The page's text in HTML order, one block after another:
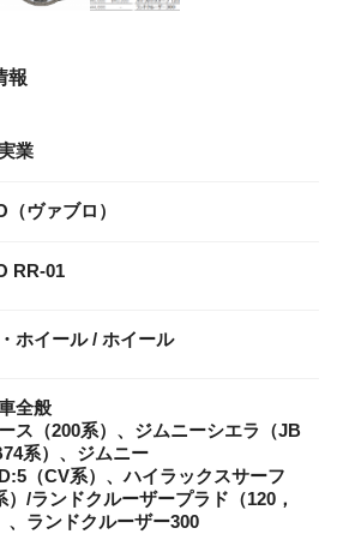
報
業
ヴァブロ）
RR-01
ホイール / ホイール
全般
ス（200系）、ジムニーシエラ（JB
系）、ジムニー
（CV系）、ハイラックスサーフ
）/ランドクルーザープラド（120，
、ランドクルーザー300